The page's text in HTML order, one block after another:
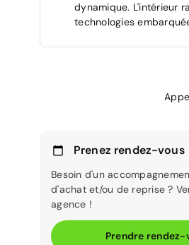
dynamique. L'intérieur
technologies
Prenez rendez-vous
Besoin d'un
d'achat et/ou de reprise ?
agence !
Prendre rendez-